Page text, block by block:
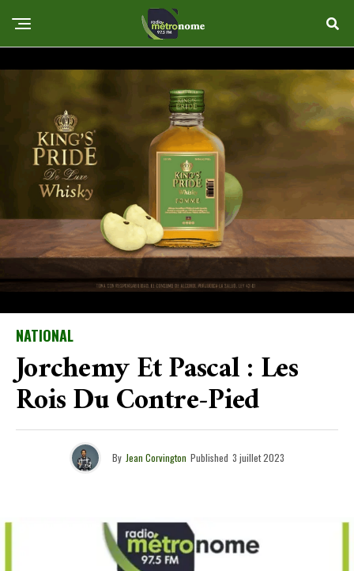
NATIONAL
Jorchemy Et Pascal : Les
Rois Du Contre-Pied
By Jean Corvington Published 3 juillet 2023